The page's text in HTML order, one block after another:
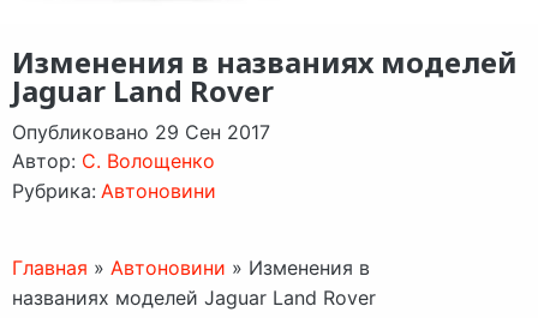
Изменения в названиях моделей
Jaguar Land Rover
Опубликовано 29 Сен 2017
Автор: C. Волощенко
Рубрика: Автоновини
Главная » Автоновини » Изменения в
названиях моделей Jaguar Land Rover